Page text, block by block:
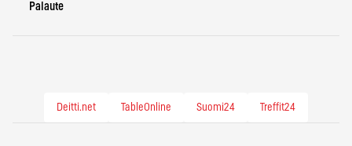
Palaute
Deitti.net TableOnline Suomi24 Treffit24